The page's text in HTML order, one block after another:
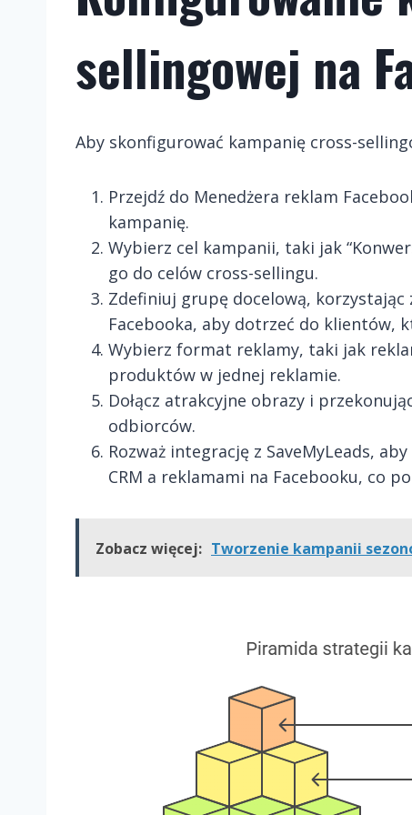
sellingowej na
Aby skonfigurować kampanię cross-
Przejdź do Menedżera reklam
kampanię.
Wybierz cel kampanii, taki jak
go do celów cross-sellingu.
Zdefiniuj grupę docelową, korzystając
Facebooka, aby dotrzeć do klientów,
Wybierz format reklamy, taki jak
produktów w jednej reklamie.
Dołącz atrakcyjne obrazy i
odbiorców.
Rozważ integrację z SaveMyLeads,
CRM a reklamami na Facebooku, co
Zobacz więcej: Tworzenie kampanii